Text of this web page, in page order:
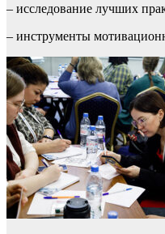
– исследование лучших
– инструменты